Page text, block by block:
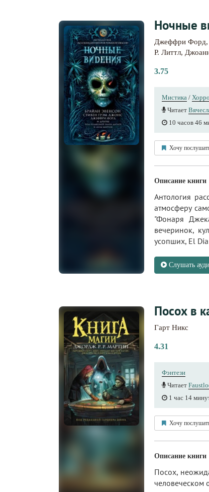
Ночные
Джеффри Форд,
Р. Литтл,
3.75
Мистика /
Читает
10 часов 46
Хочу
Описание книги
Антология
атмосферу
"Фонаря
вечеринок,
усопших, El
Слушать
Посох в
Гарт Никс
4.31
Фэнтези
Читает
1 час 14
Хочу
Описание книги
Посох,
человеческом